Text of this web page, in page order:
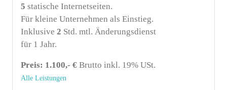
5 statische Internetseiten.
Für kleine Unternehmen als Einstieg.
Inklusive 2 Std. mtl. Änderungsdienst
für 1 Jahr.
Preis: 1.100,- € Brutto inkl. 19% USt.
Alle Leistungen